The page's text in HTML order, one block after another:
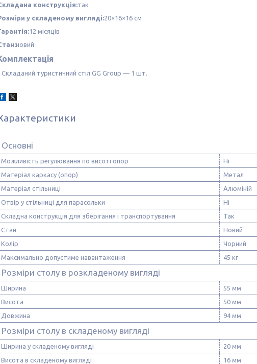
конструкція:так
у складеному вигляді:20×16×16 см
12 місяців
новий
Складаний туристичний стіл GG Group — 1 шт.
Основні
Можливість регулювання по висоті опор
Ні
Матеріал каркасу (опор)
Метал
Матеріал стільниці
Алюміній
Отвір у стільниці для парасольки
Ні
Складна конструкція для зберігання і транспортування
Так
Стан
Новий
Колір
Чорний
Максимально допустиме навантаження
45 кг
Розміри столу в розкладеному вигляді
Ширина
55 мм
Висота
50 мм
Довжина
94 мм
Розміри столу в складеному вигляді
Ширина у складеному вигляді
20 мм
Висота в складеному вигляді
16 мм